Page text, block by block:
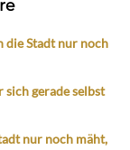
die Stadt nur noch
sich gerade selbst
nur noch mäht,